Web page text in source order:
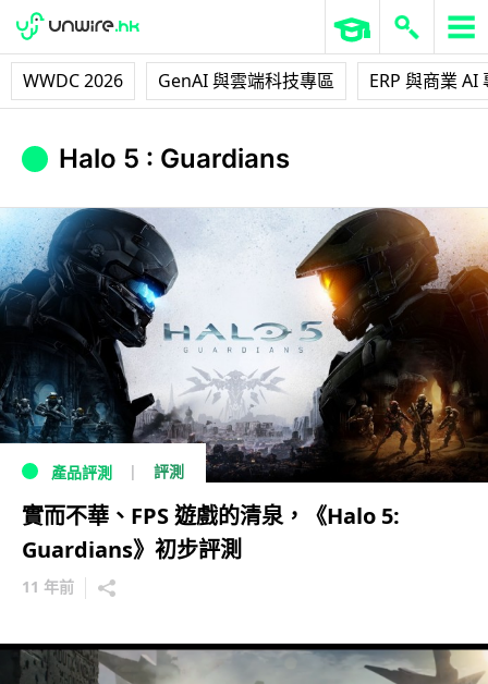
WWDC 2026 GenAI 與雲端科技專區 ERP 與商業 AI
Halo 5 : Guardians
產品評測 評測
實而不華、FPS 遊戲的清泉，《Halo 5:
Guardians》初步評測
11 年前